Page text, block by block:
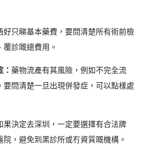
好只睇基本藥費，要問清楚所有術前檢
診嘅總費用。
藥物流產有其風險，例如不完全流
要問清楚一旦出現併發症，可以點樣處
果決定去深圳，一定要選擇有合法牌
，避免到黑診所或冇資質嘅機構。